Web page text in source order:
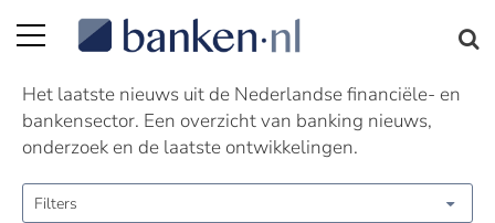
Nieuws | Pagina 136
Het laatste nieuws uit de Nederlandse financiële- en
bankensector. Een overzicht van banking nieuws,
onderzoek en de laatste ontwikkelingen.
Filters